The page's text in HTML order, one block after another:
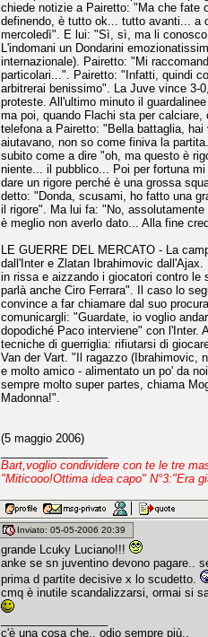
chiede notizie a Pairetto: "Ma che fate
definendo, è tutto ok... tutto avanti... a
mercoledì". E lui: "Sì, sì, ma li
L'indomani un Dondarini
internazionale). Pairetto: "Mi
particolari...". Pairetto: "Infatti, quindi
arbitrerai benissimo". La Juve vince 3-
proteste. All'ultimo minuto il
ma poi, quando Flachi sta per
telefona a Pairetto: "Bella battaglia,
aiutavano, non so come finiva la
subito come a dire "oh, ma questo è
niente... il pubblico... Poi per fortuna
dare un rigore perché è una grossa
detto: "Donda, scusami, ho fatto una
il rigore". Ma lui fa: "No,
è meglio non averlo dato... Alla fine
LE GUERRE DEL MERCATO - La
dall'Inter e Zlatan Ibrahimovic
in rissa e aizzando i giocatori contro le
parlà anche Ciro Ferrara". Il caso lo
convince a far chiamare dal suo
comunicargli: "Guardate, io voglio
dopodiché Paco interviene" con l'Inter.
tecniche di guerriglia: rifiutarsi di
Van der Vart. "Il ragazzo (Ibrahimovic,
e molto amico - alimentato un po' da
sempre molto super partes, chiama
Madonna!".
(5 maggio 2006)
Bart,voglio condividere con te le tre
"Miticooo!Ottima idea capo" N°3:"Era
Inviato: 05-05-2006 20:39
grande Lcuky Luciano!!!
anke se sn juventino devono pagare..
prima d partite decisive x lo scudetto.
cmq è inutile scandalizzarsi, ormai si
c'è una cosa che.. odio sempre più..